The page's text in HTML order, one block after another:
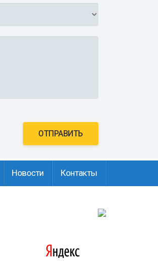
ОТПРАВИТЬ
Новости Контакты